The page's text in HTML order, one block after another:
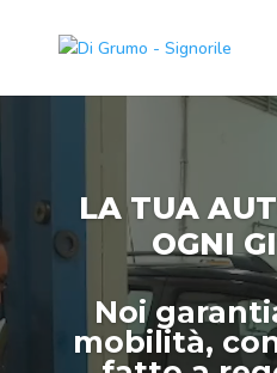
LA TUA
OGNI
Noi
mobilità,